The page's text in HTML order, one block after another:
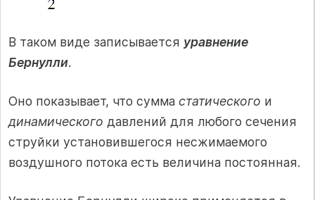
В таком виде записывается уравнение
Бернулли.
Оно показывает, что сумма статического и
динамического давлений для любого сечения
струйки установившегося несжимаемого
воздушного потока есть величина постоянная.